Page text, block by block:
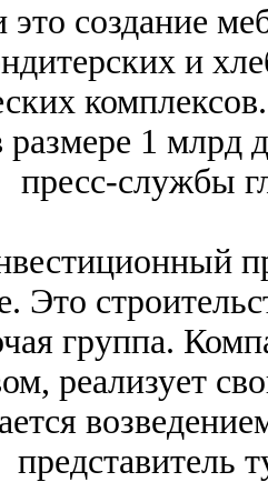
это создание
и
размере 1 млрд
пресс-службы
Это
группа.
реализует
представитель